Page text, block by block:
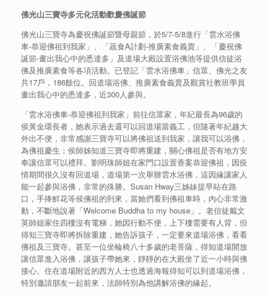
佛光山三寶寺多元化活動歡慶佛誕節
佛光山三寶寺為慶祝佛誕節暨母親節，於5/7-5/8進行「雲水浴佛
車-恭迎佛祖到我家」、「蔬食A計劃-推廣素食義賣」、「慶祝佛
誕節-畫出我心中的悉達多」及道場大殿設置浴佛池等提供信徒浴
佛及推廣素食等各項活動。已登記「雲水浴佛車」信眾、佛光之友
共17戶，186餘位。回道場浴佛、推廣素食義賣及觀賞社教班學員
畫出我心中的悉達多，近300人參與。
「雲水浴佛車-恭迎佛祖到我家」前往信眾家，年紀最長為96歲的
侯黃金環長者，她表示過去還可以回道場當義工，但隨著年紀越大
外出不便，非常感謝三寶寺可以將佛祖送到我家，讓我可以浴佛，
為佛祖慶生；侯師姊知道三寶寺即將重建，關心佛祖是否有地方安
奉讓信眾可以禮拜。劉明珠師姐在家門口設置香案恭迎佛祖，因疫
情期間很久沒有回道場，道場第一次舉辦雲水浴佛，這因緣讓家人
能一起參與浴佛，非常的殊勝。Susan Hway三姊妹提早站在路
口，手捧鮮花等候佛祖的到來，當她們看到佛祖車時，內心非常激
動，不斷地說著「Welcome Buddha to my house」。老信徒戴文
英師姐家住四樓沒有電梯，她因行動不便，上下樓需要有人背，但
得知三寶寺即將拆除重建，她告訴孩子，一定要來道場浴佛，看看
佛祖及三寶寺。甚至一位坐輪椅八十多歲的老菩薩，得知道場開放
讓信眾進入浴佛，讓孩子帶她來，靜靜的在大殿坐了近一小時與佛
接心。住在道場附近的西方人士也透過海報得知可以到道場浴佛，
特別邀請朋友一起前來，法師特別為他講解浴佛的緣起。